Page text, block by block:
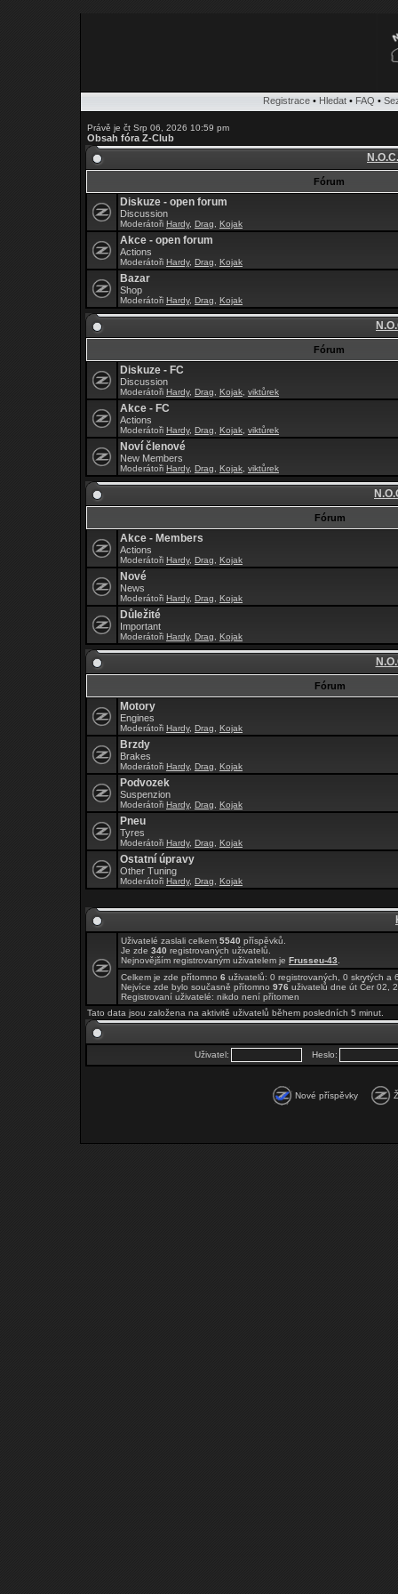
Registrace • Hledat • FAQ •
Právě je čt Srp 06, 2026 10:59 pm
Obsah fóra Z-Club
Fórum
Diskuze - open forum
Discussion
Moderátoři Hardy, Drag Kojak
Akce - open forum
Actions
Moderátoři Hardy, Drag Kojak
Bazar
Shop
Moderátoři Hardy, Drag Kojak
Fórum
Diskuze - FC
Discussion
Moderátoři Hardy, Drag Kojak viktůrek
Akce - FC
Actions
Moderátoři Hardy, Drag Kojak viktůrek
Noví členové
New Members
Moderátoři Hardy, Drag Kojak viktůrek
Fórum
Akce - Members
Actions
Moderátoři Hardy, Drag Kojak
Nové
News
Moderátoři Hardy, Drag Kojak
Důležité
Important
Moderátoři Hardy, Drag Kojak
Fórum
Motory
Engines
Moderátoři Hardy, Drag Kojak
Brzdy
Brakes
Moderátoři Hardy, Drag Kojak
Podvozek
Suspenzion
Moderátoři Hardy, Drag Kojak
Pneu
Tyres
Moderátoři Hardy, Drag Kojak
Ostatní úpravy
Other Tuning
Moderátoři Hardy, Drag Kojak
Uživatelé zaslali celkem 5540 příspěvků.
Je zde 340 registrovaných uživatelů.
Nejnovějším registrovaným uživatelem je Frusseu-43
Celkem je zde přítomno 6 uživatelů: 0 registrovaných, 0 skrytých
Nejvíce zde bylo současně přítomno 976 uživatelů dne út Čer 02,
Registrovaní uživatelé: nikdo není přítomen
Tato data jsou založena na aktivitě uživatelů během posledních 5 minut.
Uživatel: Heslo:
Nové příspěvky